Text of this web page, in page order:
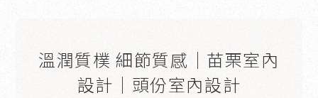
溫潤質樸 細節質感｜苗栗室內
設計｜頭份室內設計